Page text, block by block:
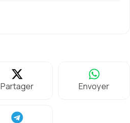
Partager Envoyer